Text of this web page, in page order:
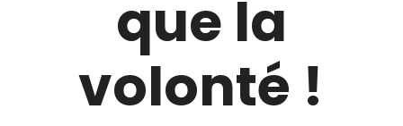
que la
volonté !